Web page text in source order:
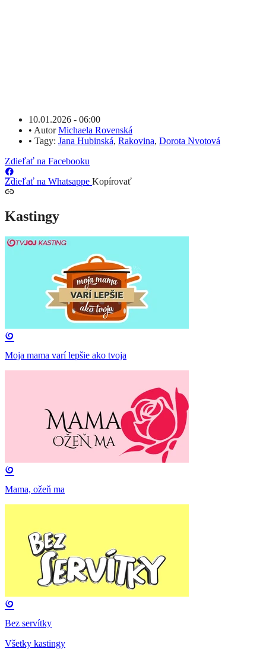
10.01.2026 - 06:00
• AutorMichaela Rovenská
• Tagy: Jana Hubinská, Rakovina, Dorota Nvotová
Zdieľať na Facebooku
Zdieľať na Whatsappe Kopírovať
Kastingy
Moja mama varí lepšie ako tvoja
Mama, ožeň ma
Bez servítky
Všetky kastingy